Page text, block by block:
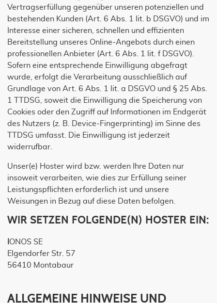
Vertragserfüllung gegenüber unseren potenziellen und
bestehenden Kunden (Art. 6 Abs. 1 lit. b DSGVO) und im
Interesse einer sicheren, schnellen und effizienten
Bereitstellung unseres Online-Angebots durch einen
professionellen Anbieter (Art. 6 Abs. 1 lit. f DSGVO).
Sofern eine entsprechende Einwilligung abgefragt
wurde, erfolgt die Verarbeitung ausschließlich auf
Grundlage von Art. 6 Abs. 1 lit. a DSGVO und § 25 Abs.
1 TTDSG, soweit die Einwilligung die Speicherung von
Cookies oder den Zugriff auf Informationen im Endgerät
des Nutzers (z. B. Device-Fingerprinting) im Sinne des
TTDSG umfasst. Die Einwilligung ist jederzeit
widerrufbar.
Unser(e) Hoster wird bzw. werden Ihre Daten nur
insoweit verarbeiten, wie dies zur Erfüllung seiner
Leistungspflichten erforderlich ist und unsere
Weisungen in Bezug auf diese Daten befolgen.
WIR SETZEN FOLGENDE(N) HOSTER EIN:
ONOS SE
Elgendorfer Str. 57
56410 Montabaur
ALLGEMEINE HINWEISE UND